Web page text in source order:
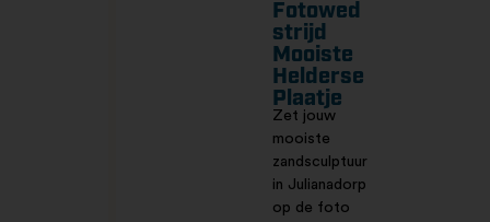
Fotowed
strijd
Mooiste
Helderse
Plaatje
Zet jouw
mooiste
zandsculptuur
in Julianadorp
op de foto